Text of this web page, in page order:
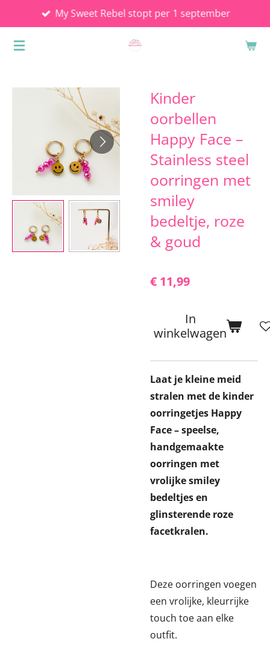
direct
naar
My Sweet Rebel stopt per 1 september
Kinder
oorbellen
Happy Face –
Stainless steel
oorringen met
smiley
bedeltje, roze
& goud
€ 11,99
In
winkelwagen
Laat je kleine meid
stralen met de kinder
oorringetjes Happy
Face – speelse,
handgemaakte
oorringen met
vrolijke smiley
bedeltjes en
glinsterende roze
facetkralen.
Deze oorringen voegen
een vrolijke, kleurrijke
touch toe aan elke
outfit.